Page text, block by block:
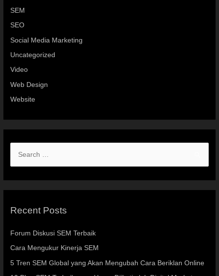
SEM
SEO
Social Media Marketing
Uncategorized
Video
Web Design
Website
Recent Posts
Forum Diskusi SEM Terbaik
Cara Mengukur Kinerja SEM
5 Tren SEM Global yang Akan Mengubah Cara Beriklan Online